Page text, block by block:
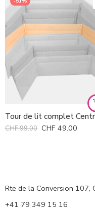
CHF99.00 CHF 49.00
Rte de la Conversion 107,
+41 79 349 15 16